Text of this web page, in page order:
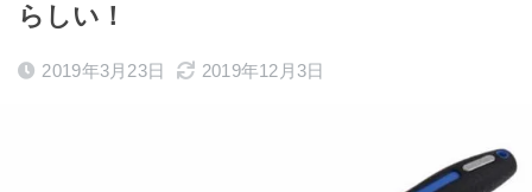
らしい！
2019年3月23日 2019年12月3日